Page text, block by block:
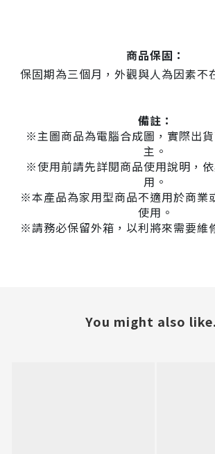
商品保固：
保固期為三個月，外觀與人為因素不
備註：
※主圖商品為電腦合成圖，實際出
主。
※使用前請先詳閱商品使用說明，
用。
※本產品為家用型商品不適用於商業
使用。
※請務必保留外箱，以利將來需要維
You might also